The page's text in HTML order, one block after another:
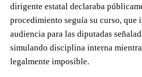
dirigente estatal declaraba
procedimiento seguía su curso, que
audiencia para las diputadas
simulando disciplina interna
legalmente imposible.